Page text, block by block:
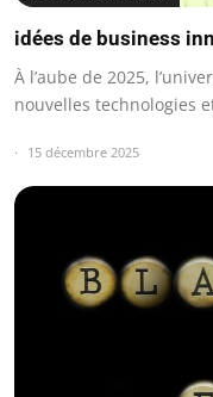
idées de business
À l’aube de 2025,
nouvelles technologies
15 décembre 2025